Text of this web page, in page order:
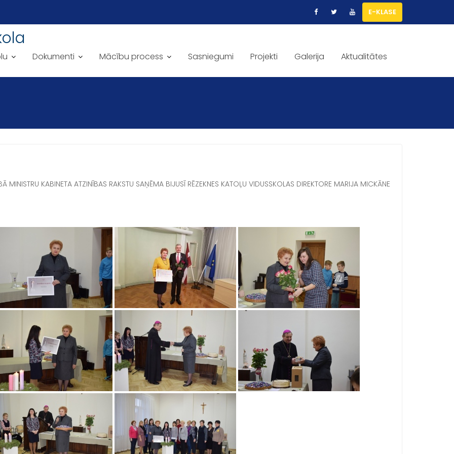
E-KLASE
Dokumenti Mācību process Sasniegumi Projekti Galerija Aktualitātes
MINISTRU KABINETA ATZINĪBAS RAKSTU SAŅĒMA BIJUSĪ RĒZEKNES KATOĻU VIDUSSKOLAS DIREKTORE MARIJA MICKĀNE